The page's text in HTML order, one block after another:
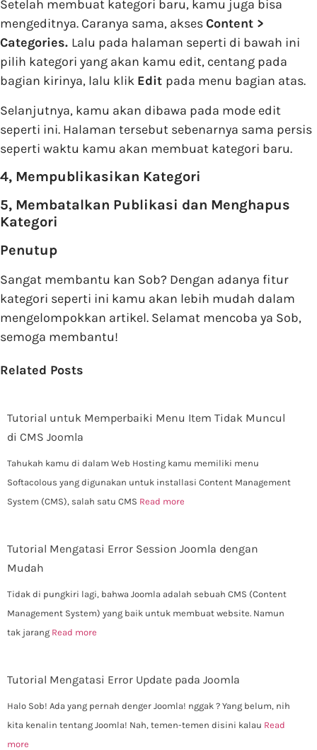
Setelah membuat kategori baru, kamu juga bisa
mengeditnya. Caranya sama, aksesContent >
Categories. Lalu pada halaman seperti di bawah ini
pilih kategori yang akan kamu edit, centang pada
bagian kirinya, lalu klik Edit pada menu bagian atas.
Selanjutnya, kamu akan dibawa pada mode edit
seperti ini. Halaman tersebut sebenarnya sama persis
seperti waktu kamu akan membuat kategori baru.
4, Mempublikasikan Kategori
5, Membatalkan Publikasi dan Menghapus
Kategori
Penutup
Sangat membantu kan Sob? Dengan adanya fitur
kategori seperti ini kamu akan lebih mudah dalam
mengelompokkan artikel. Selamat mencoba ya Sob,
semoga membantu!
Related Posts
Tutorial untuk Memperbaiki Menu Item Tidak Muncul
di CMS Joomla
Tahukah kamu di dalam Web Hosting kamu memiliki menu
Softacolous yang digunakan untuk installasi Content Management
System (CMS), salah satu CMS Read more
Tutorial Mengatasi Error Session Joomla dengan
Mudah
Tidak di pungkiri lagi, bahwa Joomla adalah sebuah CMS (Content
Management System) yang baik untuk membuat website. Namun
tak jarang Read more
Tutorial Mengatasi Error Update pada Joomla
Halo Sob! Ada yang pernah denger Joomla! nggak ? Yang belum, nih
kita kenalin tentang Joomla! Nah, temen-temen disini kalau Read
more